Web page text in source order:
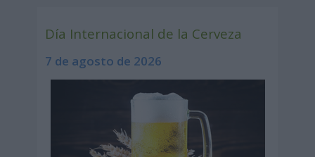
Día Internacional de la Cerveza
7 de agosto de 2026